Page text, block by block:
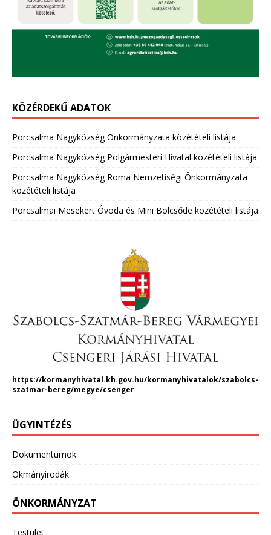
KÖZÉRDEKŰ ADATOK
Porcsalma Nagyközség Önkormányzata közétételi listája
Porcsalma Nagyközség Polgármesteri Hivatal közétételi listája
Porcsalma Nagyközség Roma Nemzetiségi Önkormányzata
közétételi listája
Porcsalmai Mesekert Óvoda és Mini Bölcsőde közétételi listája
https://kormanyhivatal.kh.gov.hu/kormanyhivatalok/szabolcs-
szatmar-bereg/megye/csenger
ÜGYINTÉZÉS
Dokumentumok
Okmányirodák
ÖNKORMÁNYZAT
Testület